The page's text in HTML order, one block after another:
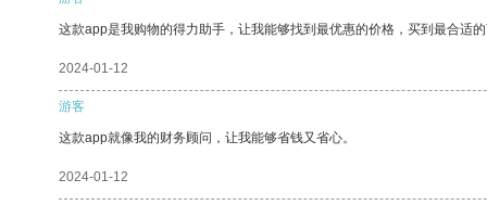
这款app是我购物的得力助手，让我能够找到最优惠的价格，买到最合适
2024-01-12
游客
这款app就像我的财务顾问，让我能够省钱又省心。
2024-01-12